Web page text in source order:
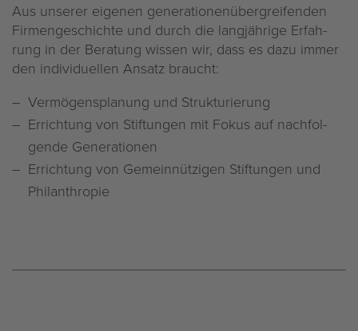
Aus un­se­rer ei­ge­nen ge­ne­ra­tio­nen­über­grei­fen­den
Fir­men­ge­schich­te und durch die lang­jäh­ri­ge Er­fah­
rung in der Be­ra­tung wis­sen wir, dass es dazu immer
den in­di­vi­du­el­len An­satz braucht:
Ver­mö­gens­pla­nung und Struk­tu­rie­rung
Er­rich­tung von Stif­tun­gen mit Fokus auf nach­fol­
gen­de Ge­ne­ra­tio­nen
Er­rich­tung von Ge­mein­nüt­zi­gen Stif­tun­gen und
Phil­an­thro­pie